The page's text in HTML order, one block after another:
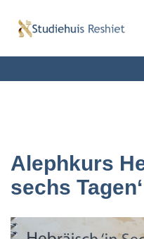
Alephkurs
sechs Tagen‘